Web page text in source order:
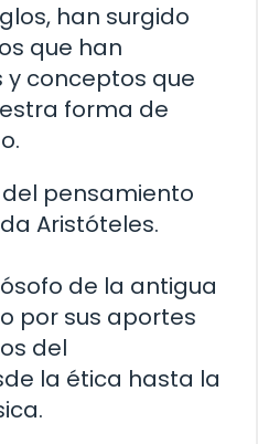
han surgido
que han
conceptos que
forma de
pensamiento
Aristóteles.
de la antigua
por sus aportes
del
la ética hasta la